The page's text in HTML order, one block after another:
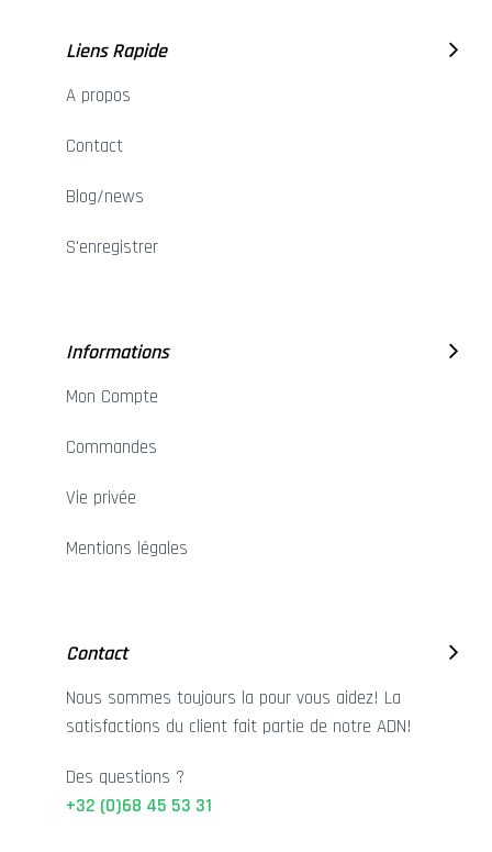
Liens Rapide
A propos
Contact
Blog/news
S'enregistrer
Informations
Mon Compte
Commandes
Vie privée
Mentions légales
Contact
Nous sommes toujours la pour vous aidez! La
satisfactions du client fait partie de notre ADN!
Des questions ?
+32 (0)68 45 53 31